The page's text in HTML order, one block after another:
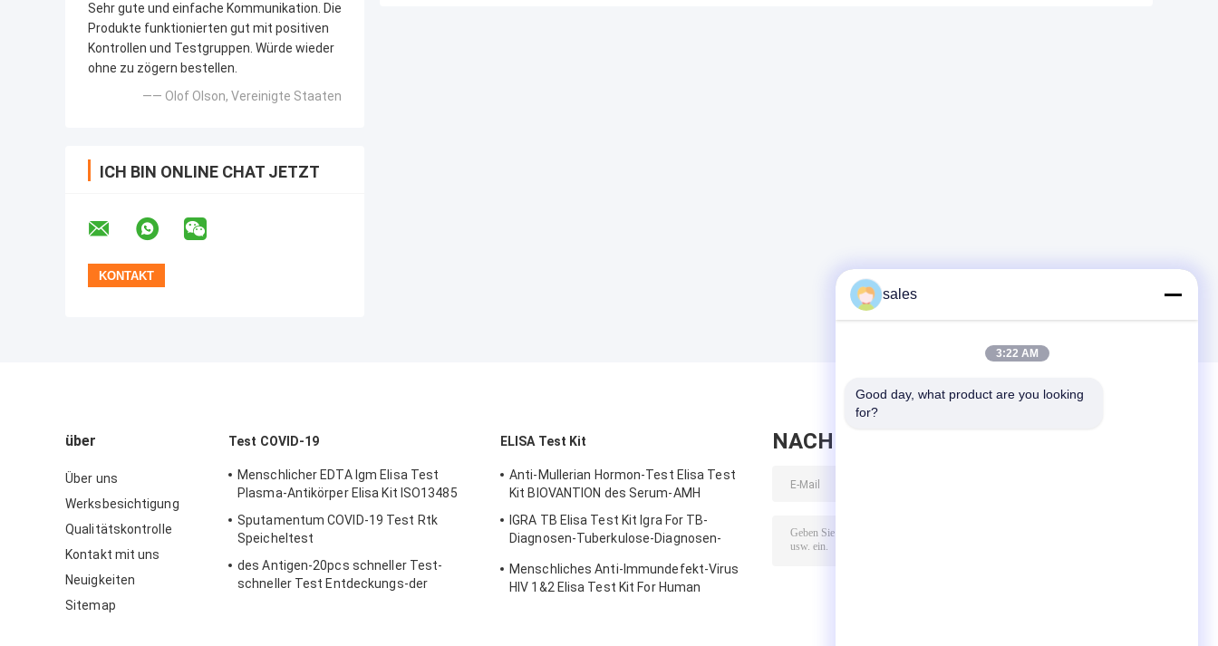
Sehr gute und einfache Kommunikation. Die
Produkte funktionierten gut mit positiven
Kontrollen und Testgruppen. Würde wieder
ohne zu zögern bestellen.
—— Olof Olson, Vereinigte Staaten
ICH BIN ONLINE CHAT JETZT
über
Über uns
Werksbesichtigung
Qualitätskontrolle
Kontakt mit uns
Neuigkeiten
Sitemap
Test COVID-19
Menschlicher EDTA Igm Elisa Test
Plasma-Antikörper Elisa Kit ISO13485
Sputamentum COVID-19 Test Rtk
Speicheltest
des Antigen-20pcs schneller Test-
schneller Test Entdeckungs-der
ELISA Test Kit
Anti-Mullerian Hormon-Test Elisa Test
Kit BIOVANTION des Serum-AMH
IGRA TB Elisa Test Kit Igra For TB-
Diagnosen-Tuberkulose-Diagnosen-
Menschliches Anti-Immundefekt-Virus
HIV 1&2 Elisa Test Kit For Human
NACHRICHT HINTERLASSEN
sales
3:22 AM
Good day, what product are you looking
for?